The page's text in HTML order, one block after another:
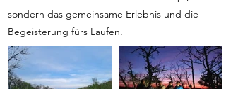
sondern das gemeinsame Erlebnis und die
Begeisterung fürs Laufen.